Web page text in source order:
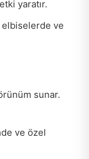
yaratır.
ve
sunar.
ve özel